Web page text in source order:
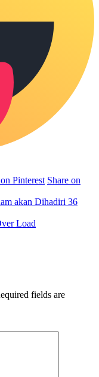
Pinterest Share on
akan Dihadiri 36
Load
fields are